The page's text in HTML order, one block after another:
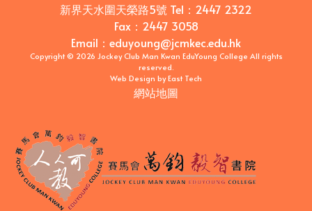
新界天水圍天榮路5號 Tel： 2447 2322
Fax： 2447 3058
Email ： eduyoung@jcmkec.edu.hk
Copyright © 2026 Jockey Club Man Kwan EduYoung College All rights
reserved.
Web Design byEast Tech
網站地圖